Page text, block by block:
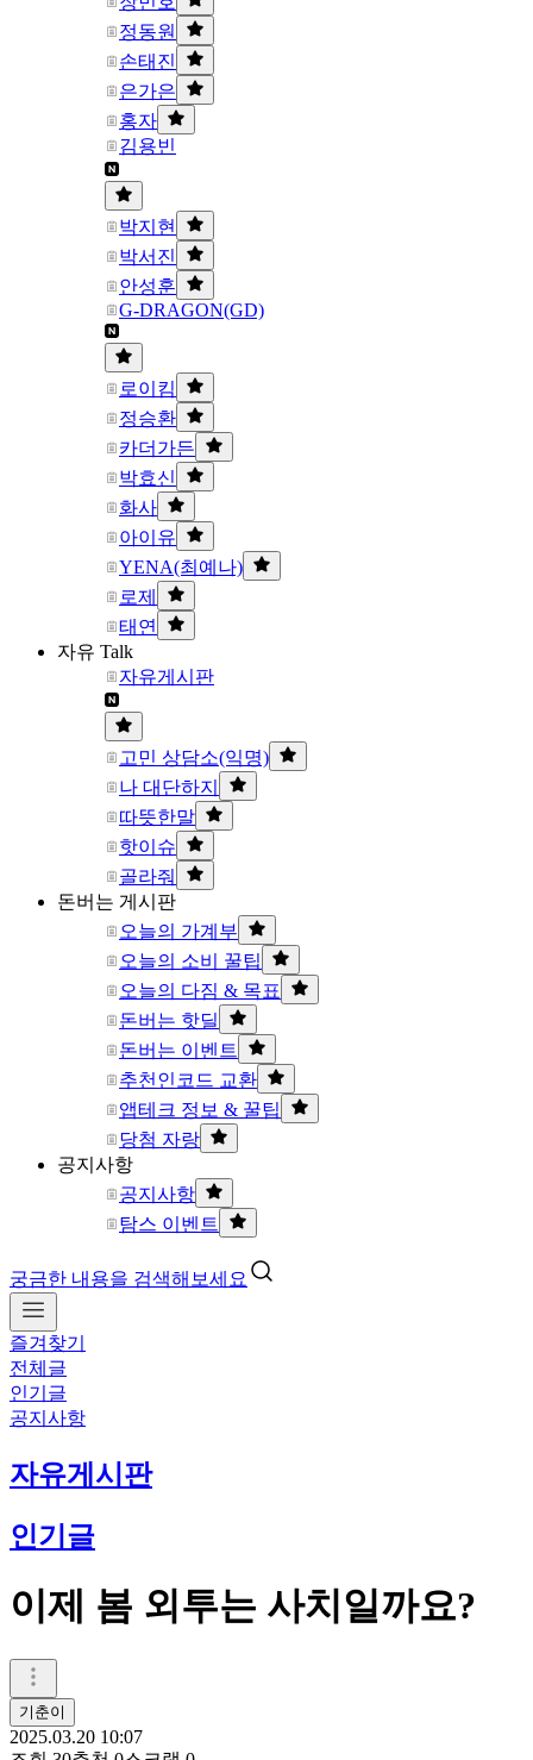
정동원
손태진
은가은
홍자
김용빈
박지현
박서진
안성훈
G-DRAGON(GD)
로이킴
정승환
카더가든
박효신
화사
아이유
YENA(최예나)
로제
태연
자유 Talk
자유게시판
고민 상담소(익명)
나 대단하지
따뜻한말
핫이슈
골라줘
돈버는 게시판
오늘의 가계부
오늘의 소비 꿀팁
오늘의 다짐 & 목표
돈버는 핫딜
돈버는 이벤트
추천인코드 교환
앱테크 정보 & 꿀팁
당첨 자랑
공지사항
공지사항
탐스 이벤트
궁금한 내용을 검색해보세요
즐겨찾기
전체글
인기글
공지사항
자유게시판
인기글
이제 봄 외투는 사치일까요?
기춘이
2025.03.20 10:07